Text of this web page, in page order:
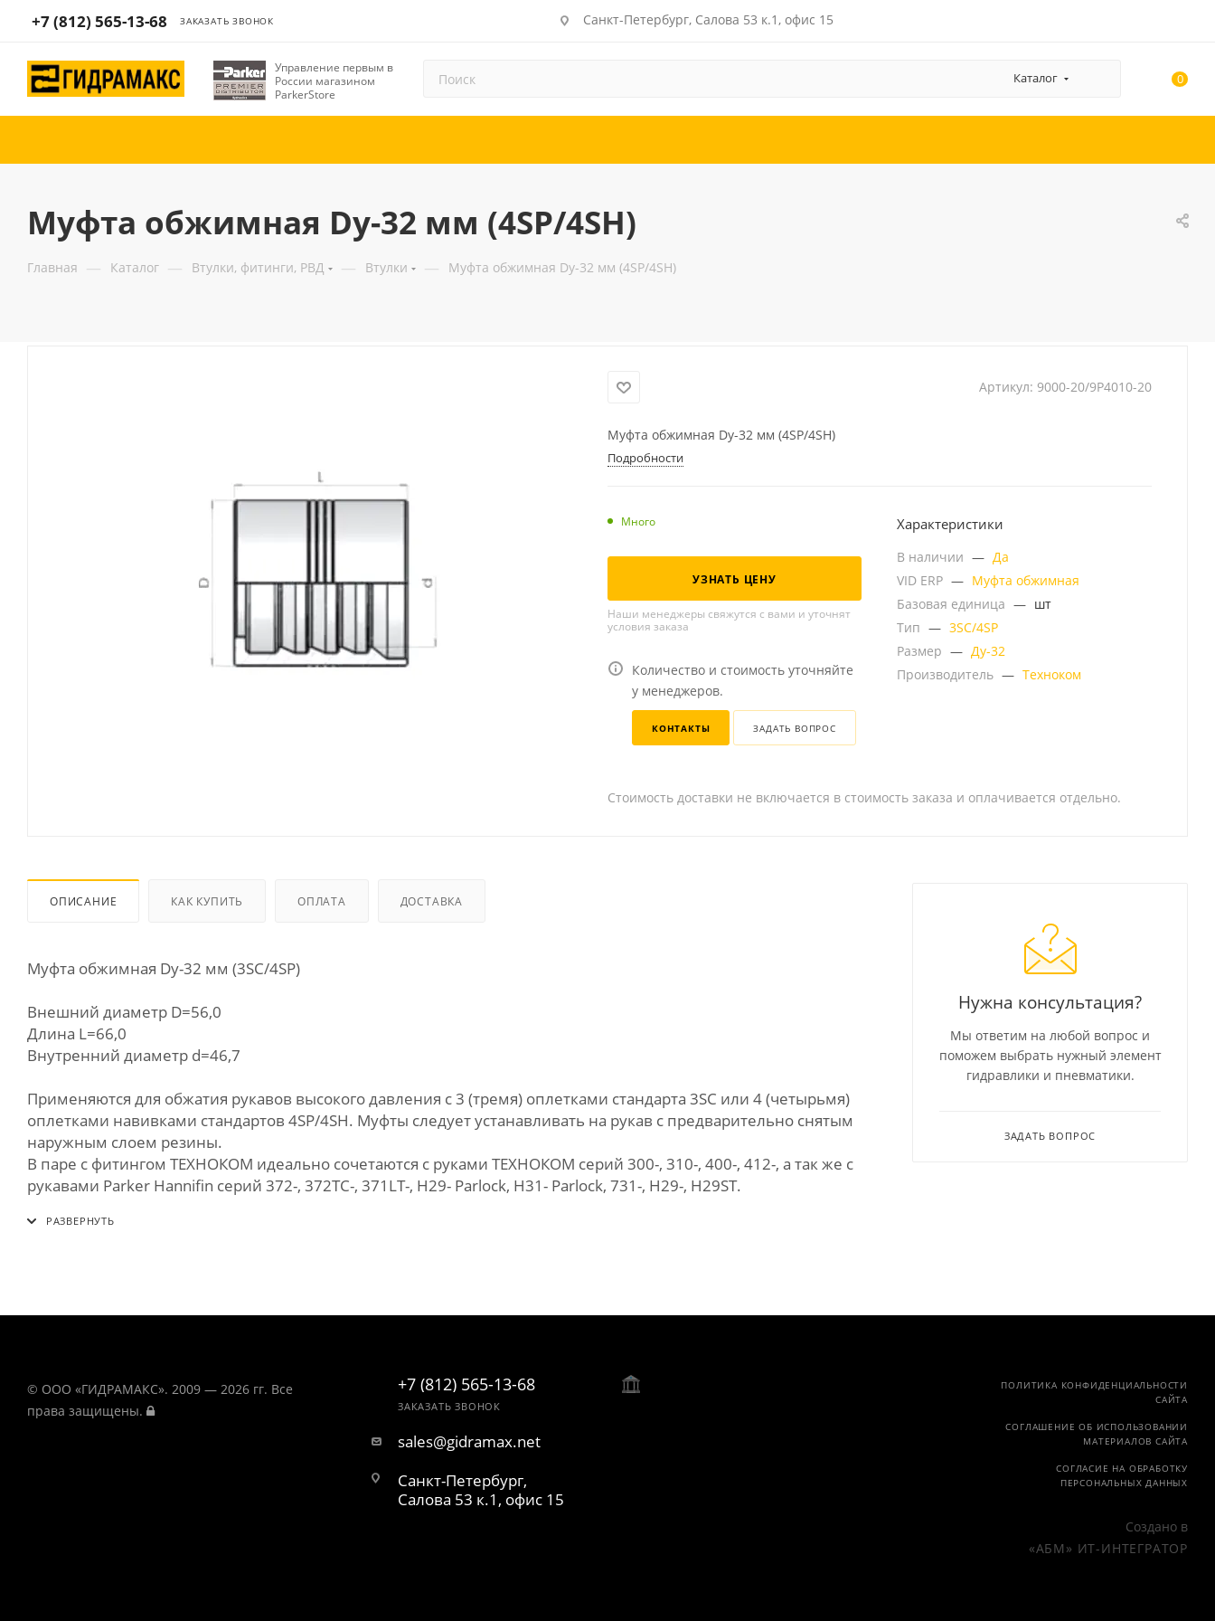
+7 (812) 565-13-68 ЗАКАЗАТЬ ЗВОНОК Санкт-Петербург, Салова 53 к.1, офис 15
Управление первым в
России магазином
ParkerStore
Каталог 0
Муфта обжимная Dу-32 мм (4SP/4SH)
Главная — Каталог — Втулки, фитинги, РВД — Втулки — Муфта обжимная Dу-32 мм (4SP/4SH)
Артикул: 9000-20/9P4010-20
Муфта обжимная Dу-32 мм (4SP/4SH)
Подробности
Много
УЗНАТЬ ЦЕНУ
Наши менеджеры свяжутся с вами и уточнят
условия заказа
Количество и стоимость уточняйте
у менеджеров.
КОНТАКТЫ ЗАДАТЬ ВОПРОС
Характеристики
В наличии — Да
VID ERP — Муфта обжимная
Базовая единица — шт
Тип — 3SC/4SP
Размер — Ду-32
Производитель — Техноком
Стоимость доставки не включается в стоимость заказа и оплачивается отдельно.
ОПИСАНИЕ КАК КУПИТЬ ОПЛАТА ДОСТАВКА
Муфта обжимная Dу-32 мм (3SC/4SP)
Внешний диаметр D=56,0
Длина L=66,0
Внутренний диаметр d=46,7
Применяются для обжатия рукавов высокого давления с 3 (тремя) оплетками стандарта 3SC или 4 (четырьмя)
оплетками навивками стандартов 4SP/4SH. Муфты следует устанавливать на рукав с предварительно снятым
наружным слоем резины.
В паре с фитингом ТЕХНОКОМ идеально сочетаются с руками ТЕХНОКОМ серий 300-, 310-, 400-, 412-, а так же с
рукавами Parker Hannifin серий 372-, 372ТС-, 371LT-, Н29- Parlock, Н31- Parlock, 731-, Н29-, Н29ST.
Нужна консультация?
Мы ответим на любой вопрос и
поможем выбрать нужный элемент
гидравлики и пневматики.
ЗАДАТЬ ВОПРОС
© ООО «ГИДРАМАКС». 2009 — 2026 гг. Все
права защищены.
+7 (812) 565-13-68
ЗАКАЗАТЬ ЗВОНОК
sales@gidramax.net
Санкт-Петербург,
Салова 53 к.1, офис 15
ПОЛИТИКА КОНФИДЕНЦИАЛЬНОСТИ
САЙТА
СОГЛАШЕНИЕ ОБ ИСПОЛЬЗОВАНИИ
МАТЕРИАЛОВ САЙТА
СОГЛАСИЕ НА ОБРАБОТКУ
ПЕРСОНАЛЬНЫХ ДАННЫХ
Создано в
«АБМ» ИТ-ИНТЕГРАТОР